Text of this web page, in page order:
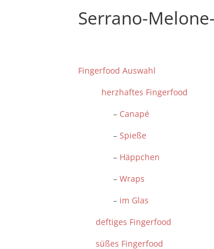
Serrano-
Fingerfood Auswahl
herzhaftes Fingerfood
– Canapé
–Spieße
– Häppchen
–Wraps
– im Glas
deftiges Fingerfood
süßes Fingerfood